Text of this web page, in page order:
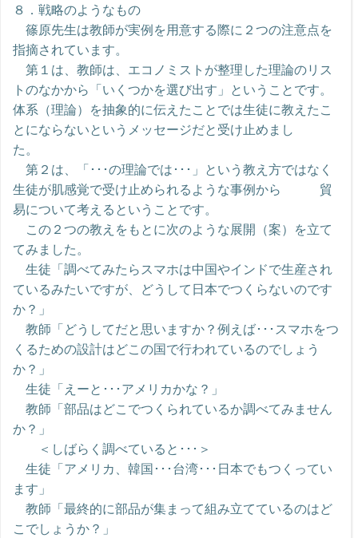
８．戦略のようなもの
篠原先生は教師が実例を用意する際に２つの注意点を
指摘されています。
第１は、教師は、エコノミストが整理した理論のリス
トのなかから「いくつかを選び出す」ということです。
体系（理論）を抽象的に伝えたことでは生徒に教えたこ
とにならないというメッセージだと受け止めまし
た。
第２は、「･･･の理論では･･･」という教え方ではなく
生徒が肌感覚で受け止められるような事例から 貿
易について考えるということです。
この２つの教えをもとに次のような展開（案）を立て
てみました。
生徒「調べてみたらスマホは中国やインドで生産され
ているみたいですが、どうして日本でつくらないのです
か？」
教師「どうしてだと思いますか？例えば･･･スマホをつ
くるための設計はどこの国で行われているのでしょう
か？」
生徒「えーと･･･アメリカかな？」
教師「部品はどこでつくられているか調べてみません
か？」
＜しばらく調べていると･･･＞
生徒「アメリカ、韓国･･･台湾･･･日本でもつくってい
ます」
教師「最終的に部品が集まって組み立てているのはど
こでしょうか？」